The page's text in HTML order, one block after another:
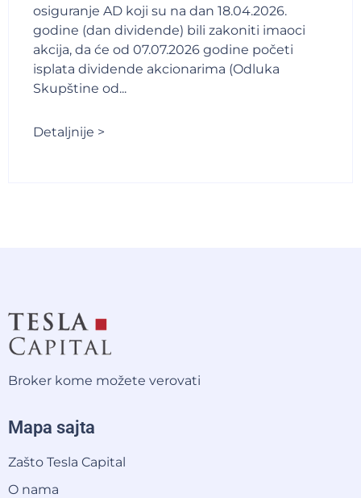
osiguranje AD koji su na dan 18.04.2026.
godine (dan dividende) bili zakoniti imaoci
akcija, da će od 07.07.2026 godine početi
isplata dividende akcionarima (Odluka
Skupštine od...
Detaljnije >
Broker kome možete verovati
Mapa sajta
Zašto Tesla Capital
O nama